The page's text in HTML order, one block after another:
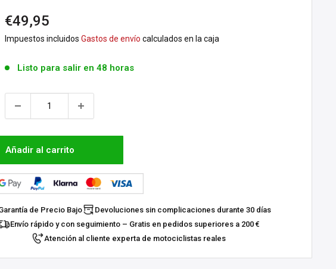
Precio
de
venta
€49,95
Impuestos incluidos Gastos de envío calculados en la caja
Listo para salir en 48 horas
Añadir al carrito
de Precio Bajo
Devoluciones sin complicaciones durante 30 días
Envío rápido y con seguimiento – Gratis en pedidos superiores a 200 €
Atención al cliente experta de motociclistas reales